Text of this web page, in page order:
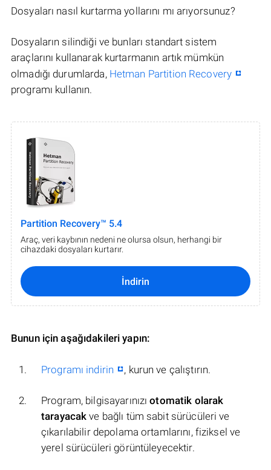
Dosyaları nasıl kurtarma yollarını mı arıyorsunuz?
Dosyaların silindiği ve bunları standart sistem
araçlarını kullanarak kurtarmanın artık mümkün
olmadığı durumlarda, Hetman Partition Recovery
programı kullanın.
Partition Recovery™ 5.4
Araç, veri kaybının nedeni ne olursa olsun, herhangi bir
cihazdaki dosyaları kurtarır.
İndirin
Bunun için aşağıdakileri yapın:
Programı indirin , kurun ve çalıştırın.
Program, bilgisayarınızıotomatik olarak
tarayacak ve bağlı tüm sabit sürücüleri ve
çıkarılabilir depolama ortamlarını, fiziksel ve
yerel sürücüleri görüntüleyecektir.